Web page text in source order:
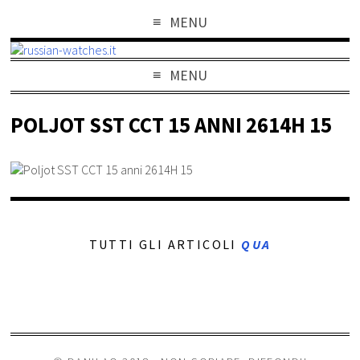
MENU
MENU
POLJOT SST CCT 15 ANNI 2614H 15
TUTTI GLI ARTICOLI QUA